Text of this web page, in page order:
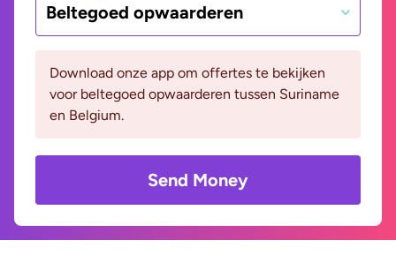
Beltegoed opwaarderen
Download onze app om offertes te bekijken
voor beltegoed opwaarderen tussen Suriname
en Belgium.
Send Money